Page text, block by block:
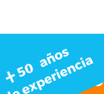
Nos